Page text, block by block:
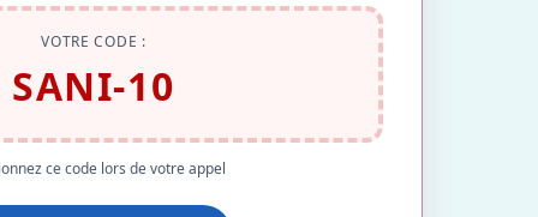
VOTRE CODE :
SANI-10
ce code lors de votre appel